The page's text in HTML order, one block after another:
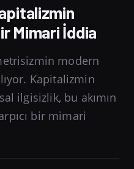
Mimari İddia
modern
Kapitalizmin
ilgisizlik, bu akımın
bir mimari